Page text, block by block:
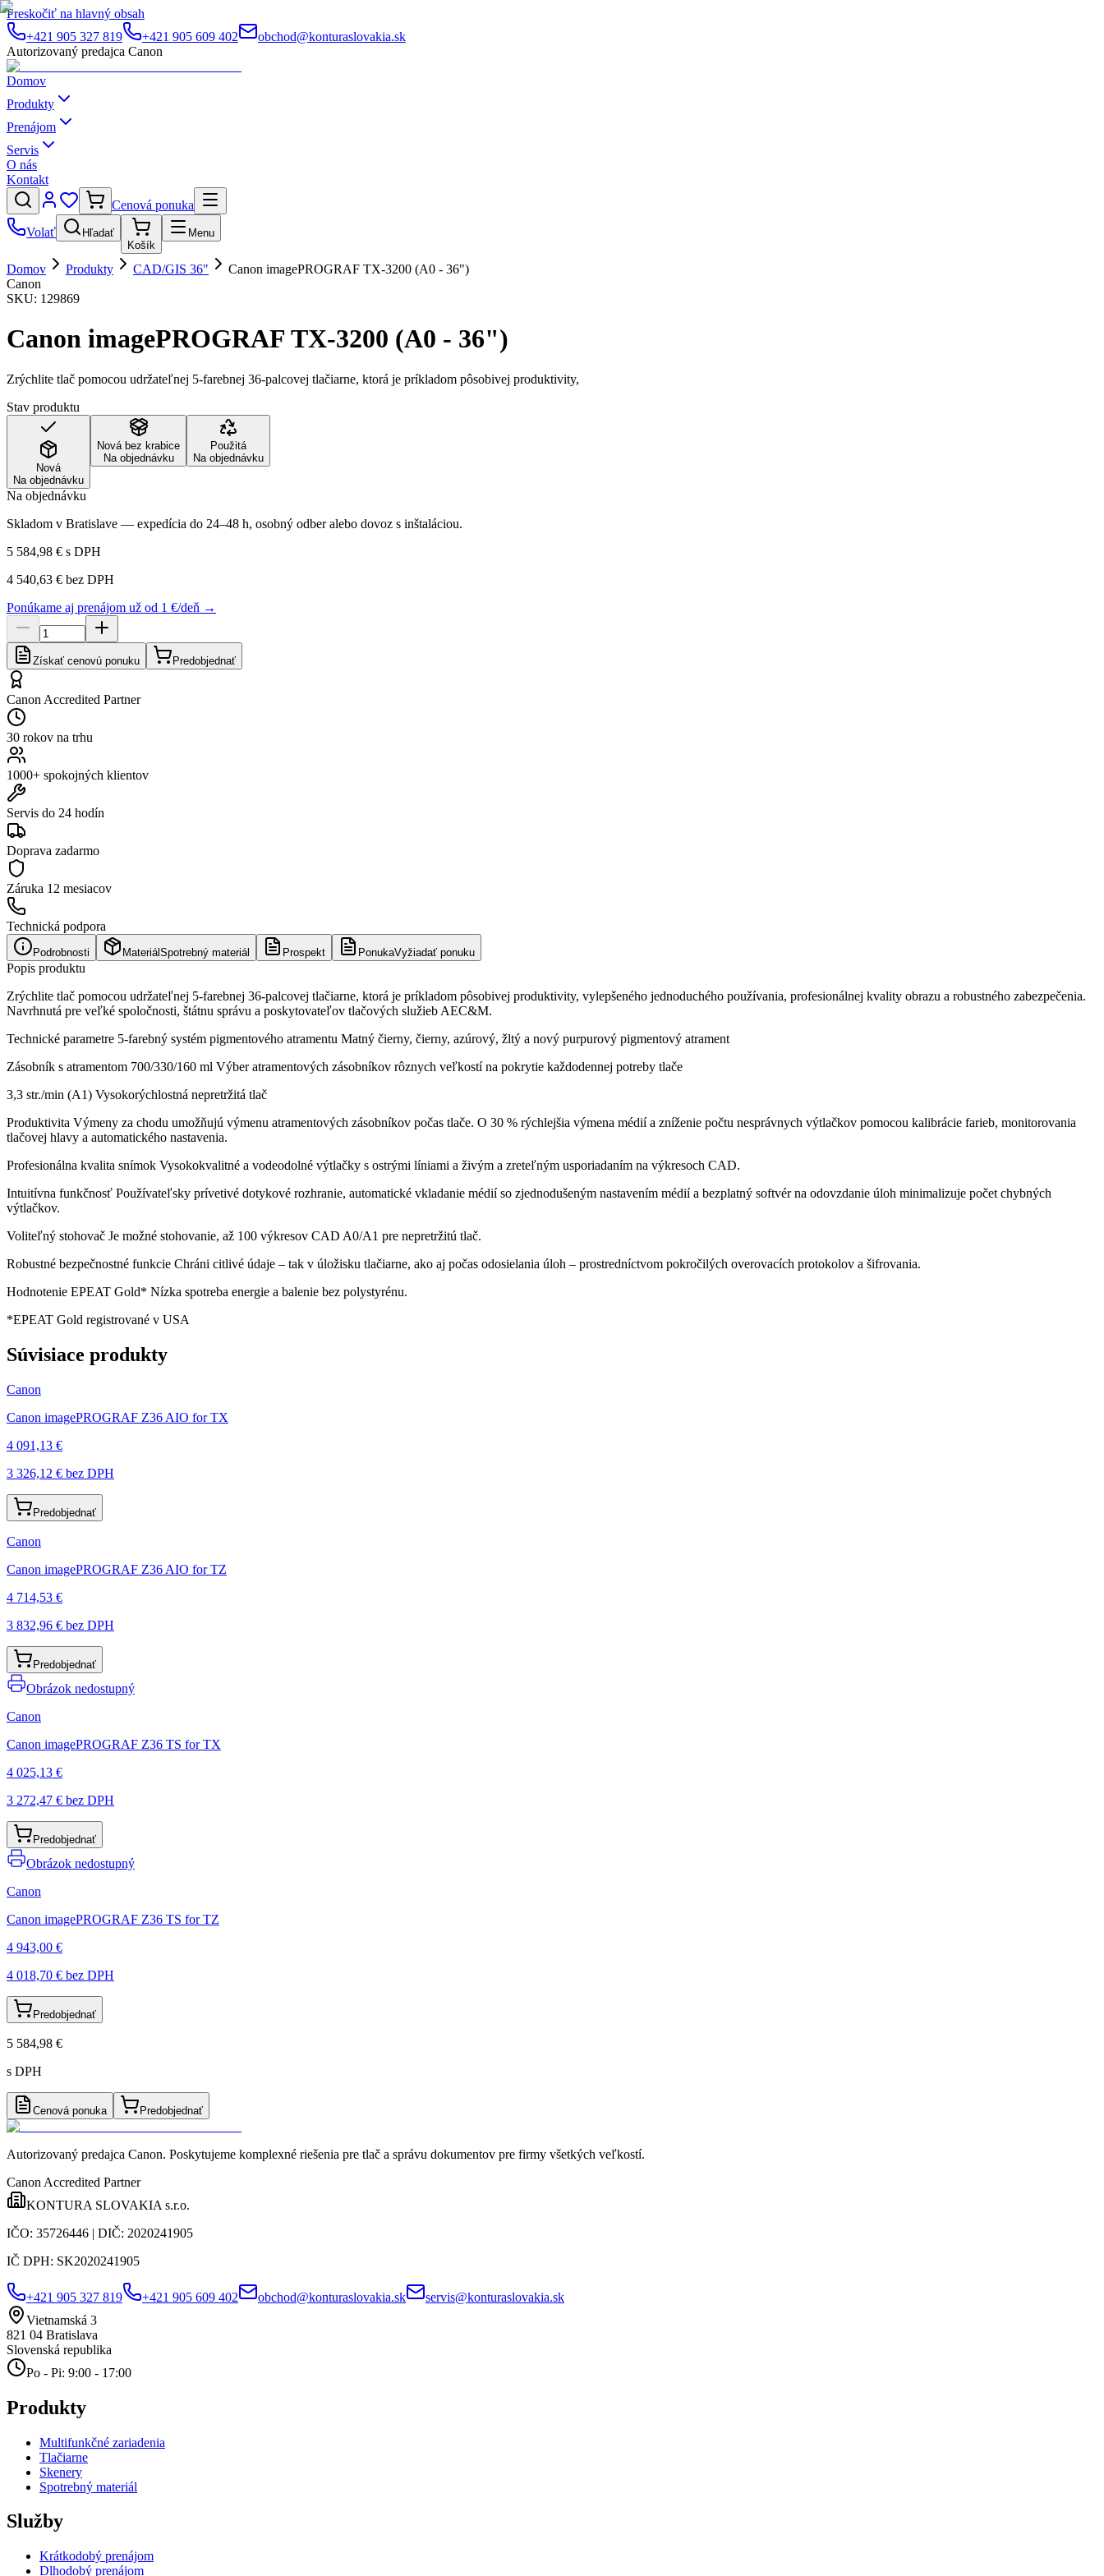
Preskočiť na hlavný obsah
+421 905 327 819
+421 905 609 402
obchod@konturaslovakia.sk
Autorizovaný predajca Canon
Domov
Produkty
Prenájom
Servis
O nás
Kontakt
Cenová ponuka
Volať
Hľadať
Košík
Menu
Domov Produkty CAD/GIS 36"
Canon imagePROGRAF TX-3200 (A0 - 36")
Canon
SKU: 129869
Canon imagePROGRAF TX-3200 (A0 - 36")
Zrýchlite tlač pomocou udržateľnej 5-farebnej 36-palcovej tlačiarne, ktorá je príkladom pôsobivej produktivity,
Stav produktu
Nová
Na objednávku
Nová bez krabice
Na objednávku
Použitá
Na objednávku
Na objednávku
Skladom v Bratislave — expedícia do 24–48 h, osobný odber alebo dovoz s inštaláciou.
5 584,98 € s DPH
4 540,63 € bez DPH
Ponúkame aj prenájom už od 1 €/deň →
Získať cenovú ponuku Predobjednať
Canon Accredited Partner
30 rokov na trhu
1000+ spokojných klientov
Servis do 24 hodín
Doprava zadarmo
Záruka 12 mesiacov
Technická podpora
Podrobnosti Materiál Spotrebný materiál Prospekt PonukaVyžiadať ponuku
Popis produktu
Zrýchlite tlač pomocou udržateľnej 5-farebnej 36-palcovej tlačiarne, ktorá je príkladom pôsobivej produktivity, vylepšeného jednoduchého používania, profesionálnej kvality obrazu a robustného zabezpečenia.
Navrhnutá pre veľké spoločnosti, štátnu správu a poskytovateľov tlačových služieb AEC&M.
Technické parametre 5-farebný systém pigmentového atramentu Matný čierny, čierny, azúrový, žltý a nový purpurový pigmentový atrament
Zásobník s atramentom 700/330/160 ml Výber atramentových zásobníkov rôznych veľkostí na pokrytie každodennej potreby tlače
3,3 str./min (A1) Vysokorýchlostná nepretržitá tlač
Produktivita Výmeny za chodu umožňujú výmenu atramentových zásobníkov počas tlače. O 30 % rýchlejšia výmena médií a zníženie počtu nesprávnych výtlačkov pomocou kalibrácie farieb, monitorovania
tlačovej hlavy a automatického nastavenia.
Profesionálna kvalita snímok Vysokokvalitné a vodeodolné výtlačky s ostrými líniami a živým a zreteľným usporiadaním na výkresoch CAD.
Intuitívna funkčnosť Používateľsky prívetivé dotykové rozhranie, automatické vkladanie médií so zjednodušeným nastavením médií a bezplatný softvér na odovzdanie úloh minimalizuje počet chybných
výtlačkov.
Voliteľný stohovač Je možné stohovanie, až 100 výkresov CAD A0/A1 pre nepretržitú tlač.
Robustné bezpečnostné funkcie Chráni citlivé údaje – tak v úložisku tlačiarne, ako aj počas odosielania úloh – prostredníctvom pokročilých overovacích protokolov a šifrovania.
Hodnotenie EPEAT Gold* Nízka spotreba energie a balenie bez polystyrénu.
*EPEAT Gold registrované v USA
Súvisiace produkty
Canon
Canon imagePROGRAF Z36 AIO for TX
4 091,13 €
3 326,12 € bez DPH
Predobjednať
Canon
Canon imagePROGRAF Z36 AIO for TZ
4 714,53 €
3 832,96 € bez DPH
Predobjednať
Obrázok nedostupný
Canon
Canon imagePROGRAF Z36 TS for TX
4 025,13 €
3 272,47 € bez DPH
Predobjednať
Obrázok nedostupný
Canon
Canon imagePROGRAF Z36 TS for TZ
4 943,00 €
4 018,70 € bez DPH
Predobjednať
5 584,98 €
s DPH
Cenová ponuka Predobjednať
Autorizovaný predajca Canon. Poskytujeme komplexné riešenia pre tlač a správu dokumentov pre firmy všetkých veľkostí.
Canon Accredited Partner
KONTURA SLOVAKIA s.r.o.
IČO: 35726446 | DIČ: 2020241905
IČ DPH: SK2020241905
+421 905 327 819 +421 905 609 402 obchod@konturaslovakia.sk
servis@konturaslovakia.sk
Vietnamská 3
821 04 Bratislava
Slovenská republika
Po - Pi: 9:00 - 17:00
Produkty
Multifunkčné zariadenia
Tlačiarne
Skenery
Spotrebný materiál
Služby
Krátkodobý prenájom
Dlhodobý prenájom